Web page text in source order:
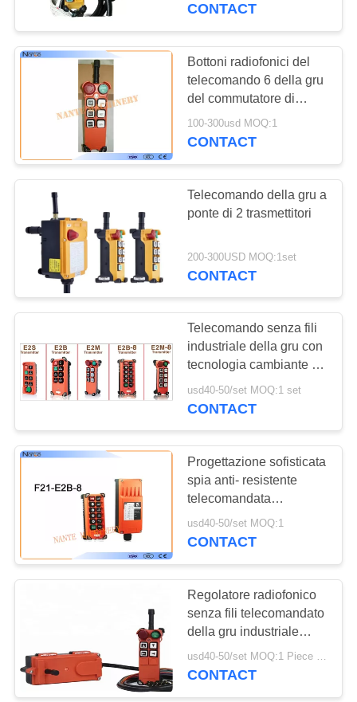
CONTROLLO
DI
QUALITÀ
CONTATTACI
RICHIEDA
CITAZIONE
COMPANY
NEWS
MAPPA
DEL
PRIVACY
POLICY
CONTACT
Bottoni radiofonici del
telecomando 6 della gru
del commutatore di
pulsante della gru
all'interno di 100m
100-300usd MOQ:1
CONTACT
Telecomando della gru a
ponte di 2 trasmettitori
200-300USD MOQ:1set
CONTACT
Telecomando senza fili
industriale della gru con
tecnologia cambiante di
frequenza in tempo reale
usd40-50/set MOQ:1 set
CONTACT
Progettazione sofisticata
spia anti- resistente
telecomandata
universale della gru
usd40-50/set MOQ:1
CONTACT
Regolatore radiofonico
senza fili telecomandato
della gru industriale
universale di F24-12D
Telecrane per la gru
usd40-50/set MOQ:1 Piece / Pieces
CONTACT